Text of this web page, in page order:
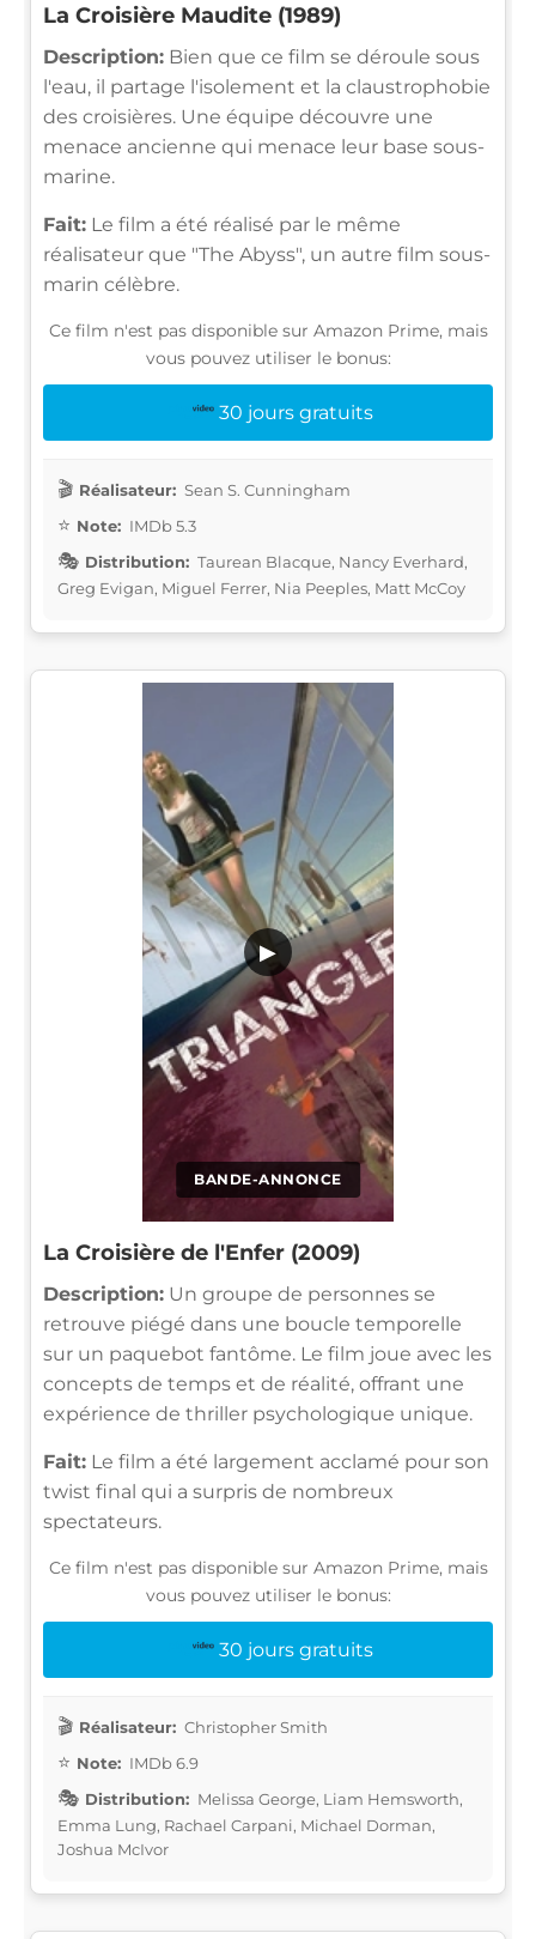
La Croisière Maudite (1989)
Description: Bien que ce film se déroule sous
l'eau, il partage l'isolement et la claustrophobie
des croisières. Une équipe découvre une
menace ancienne qui menace leur base sous-
marine.
Fait: Le film a été réalisé par le même
réalisateur que "The Abyss", un autre film sous-
marin célèbre.
Ce film n'est pas disponible sur Amazon Prime, mais
vous pouvez utiliser le bonus:
30 jours gratuits
Réalisateur: Sean S. Cunningham
Note: IMDb 5.3
Distribution: Taurean Blacque, Nancy Everhard,
Greg Evigan, Miguel Ferrer, Nia Peeples, Matt McCoy
BANDE-ANNONCE
▶
La Croisière de l'Enfer (2009)
Description: Un groupe de personnes se
retrouve piégé dans une boucle temporelle
sur un paquebot fantôme. Le film joue avec les
concepts de temps et de réalité, offrant une
expérience de thriller psychologique unique.
Fait: Le film a été largement acclamé pour son
twist final qui a surpris de nombreux
spectateurs.
Ce film n'est pas disponible sur Amazon Prime, mais
vous pouvez utiliser le bonus:
30 jours gratuits
Réalisateur: Christopher Smith
Note: IMDb 6.9
Distribution: Melissa George, Liam Hemsworth,
Emma Lung, Rachael Carpani, Michael Dorman,
Joshua McIvor